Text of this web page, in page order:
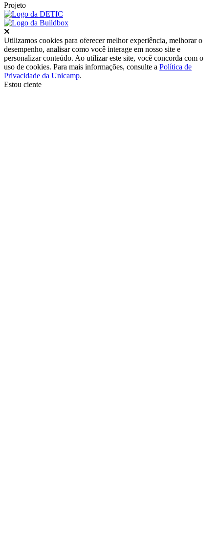
Projeto
Utilizamos cookies para oferecer melhor experiência, melhorar o
desempenho, analisar como você interage em nosso site e
personalizar conteúdo. Ao utilizar este site, você concorda com o
uso de cookies. Para mais informações, consulte a Política de
Privacidade da Unicamp.
Estou ciente